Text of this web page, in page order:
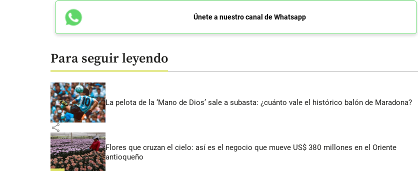
Únete a nuestro canal de Whatsapp
Para seguir leyendo
La pelota de la ‘Mano de Dios’ sale a subasta: ¿cuánto vale el histórico balón de Maradona?
share
Flores que cruzan el cielo: así es el negocio que mueve US$ 380 millones en el Oriente
antioqueño